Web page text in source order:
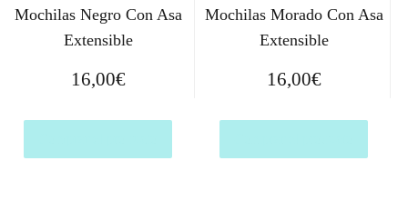
Mochilas Negro Con Asa
Extensible
16,00€
Mochilas Morado Con Asa
Extensible
16,00€